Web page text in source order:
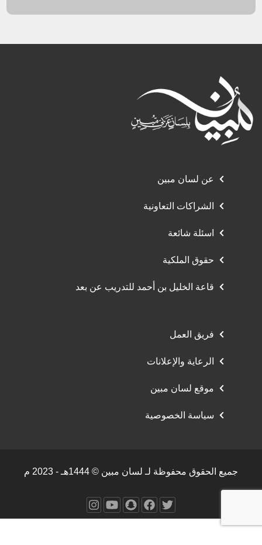
عن لسان مبين
الشراكات التعاونية
اسئلة شائعة
حقوق الملكية
قاعة الخليل بن أحمد للتدريب عن بعد
فريق العمل
الرعاية والإعلانات
موقع لسان مبين
سياسة الخصوصية
جميع الحقوق محفوظة لـ لسان مبين © 1444هـ - 2023 م